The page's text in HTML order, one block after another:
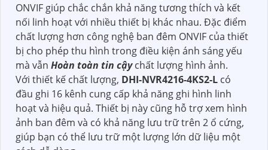
ONVIF giúp chắc chắn khả năng tương thích và kết
nối linh hoạt với nhiều thiết bị khác nhau. Đặc điểm
chất lượng hơn công nghệ ban đêm ONVIF của thiết
bị cho phép thu hình trong điều kiện ánh sáng yếu
mà vẫn Hoàn toàn tin cậychất lượng hình ảnh.
Với thiết kế chất lượng, DHI-NVR4216-4KS2-L có
đầu ghi 16 kênh cung cấp khả năng ghi hình linh
hoạt và hiệu quả. Thiết bị này cũng hỗ trợ xem hình
ảnh ban đêm và có khả năng lưu trữ trên 2 ổ cứng,
giúp bạn có thể lưu trữ một lượng lớn dữ liệu một